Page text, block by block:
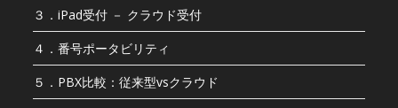
３．iPad受付 － クラウド受付
４．番号ポータビリティ
５．PBX比較：従来型vsクラウド